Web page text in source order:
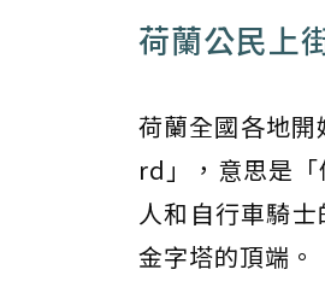
荷蘭公民上
荷蘭全國各地
rd」，意思是
人和自行車騎
金字塔的頂端。